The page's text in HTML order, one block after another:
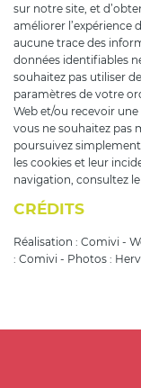
sur notre site, et
améliorer l’expérience
aucune trace des
données identifiables
souhaitez pas utiliser
paramètres de votre
Web et/ou recevoir
vous ne souhaitez pas
poursuivez
les cookies et leur
navigation, consultez
CRÉDITS
Réalisation : Comivi -
: Comivi - Photos :